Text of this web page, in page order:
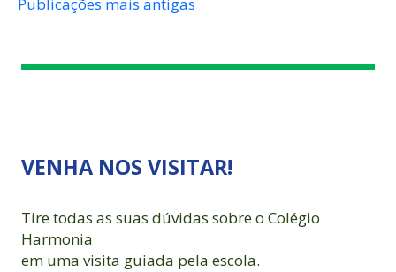
NAVEGAÇÃO
POSTS
Publicações mais antigas
VENHA NOS VISITAR!
Tire todas as suas dúvidas sobre o Colégio
Harmonia
em uma visita guiada pela escola.